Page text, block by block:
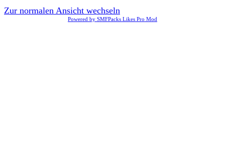
Zur normalen Ansicht wechseln
Powered by SMFPacks Likes Pro Mod